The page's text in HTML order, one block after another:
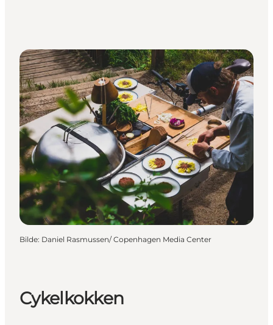
Bilde: Daniel Rasmussen/ Copenhagen Media Center
Cykelkokken